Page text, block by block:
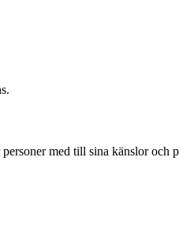
med till sina känslor och